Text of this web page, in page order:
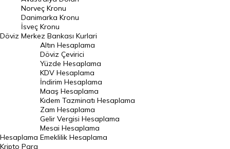
Danimarka Kronu Kuru
Kanada Doları Kuru
Norveç Kronu Kuru
İsveç Kronu Kuru
Japon Yeni Kuru
Serbest Piyasa Döviz Kurları
Merkez Bankası Döviz Kurları
Altın Fiyatları
Döviz
Norveç Kronu
Danimarka Kronu
İsveç Kronu
Merkez Bankası Kurlari
Hesaplama
Altın Hesaplama
Döviz Çevirici
Yüzde Hesaplama
KDV Hesaplama
İndirim Hesaplama
Maaş Hesaplama
Kıdem Tazminatı Hesaplama
Zam Hesaplama
Gelir Vergisi Hesaplama
Mesai Hesaplama
Emeklilik Hesaplama
Kripto Para